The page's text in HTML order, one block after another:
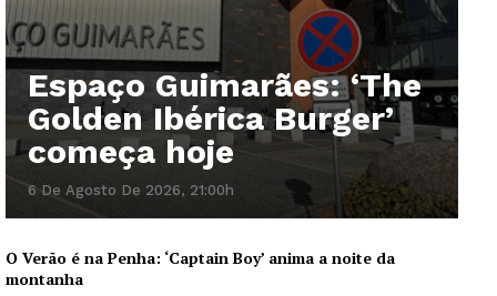
Espaço Guimarães: ‘The
Golden Ibérica Burger’
começa hoje
6 De Agosto De 2026, 21:00h
O Verão é na Penha: ‘Captain Boy’ anima a noite da
montanha